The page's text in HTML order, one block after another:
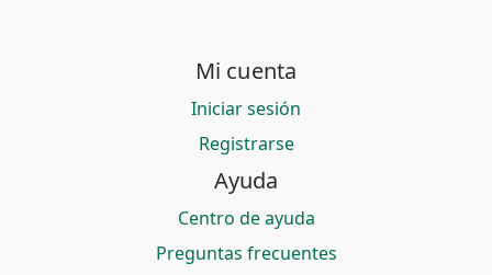
Mi cuenta
Iniciar sesión
Registrarse
Ayuda
Centro de ayuda
Preguntas frecuentes